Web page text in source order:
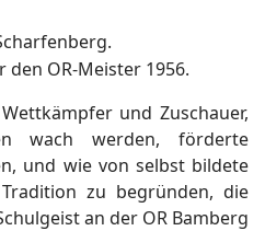
den OR-Meister 1956.
und Zuschauer,
wach werden, förderte
und wie von selbst bildete
zu begründen, die
an der OR Bamberg